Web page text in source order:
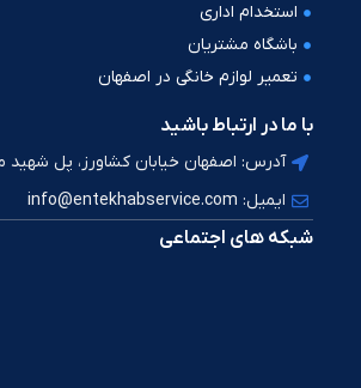
استخدام اداری
باشگاه مشتریان
تعمیر لوازم خانگی در اصفهان
با ما در ارتباط باشید
آدرس: اصفهان خیابان کشاورز، پل شهید
ایمیل: info@entekhabservice.com
شبکه های اجتماعی